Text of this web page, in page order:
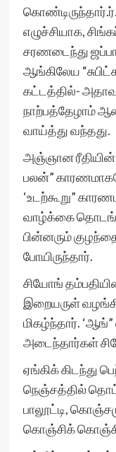
எழுச்சியாக,
சரணடைந்து
ஆங்கிலேய
கட்டத்தில்-
நாற்பத்தேழாம்
வாய்த்து வந்தது.
அஞ்ஞான ரீதியின்
பலன்”
‘உடற்கூறு”
வாழ்க்கை
பின்னரும்
போயிருந்தார்.
சியோங்
இறையருள்
மிகழ்ந்தார்.
அடைந்தார்கள்
ஏங்கிக் கிடந்து
நெஞ்சத்தில்
பாலூட்டி,
கொஞ்சிக்